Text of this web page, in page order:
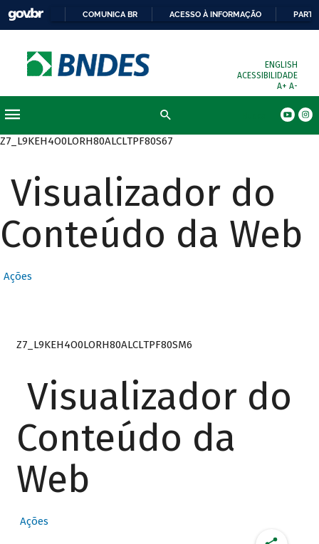
COMUNICA BR ACESSO À INFORMAÇÃO
ENGLISH
ACESSIBILIDADE
A+ A-
Z7_L9KEH4O0LORH80ALCLTPF80S67
Visualizador do
Conteúdo da Web
Ações
Z7_L9KEH4O0LORH80ALCLTPF80SM6
Visualizador do
Conteúdo da
Web
Ações